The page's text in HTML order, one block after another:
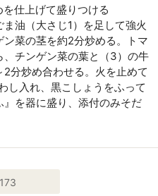
仕上げて盛りつける
油（大さじ1）を足して強火
菜の茎を約2分炒める。トマ
、チンゲン菜の葉と（3）の牛
2分炒め合わせる。火を止めて
し入れ、黒こしょうをふって
を器に盛り、添付のみそだ
173